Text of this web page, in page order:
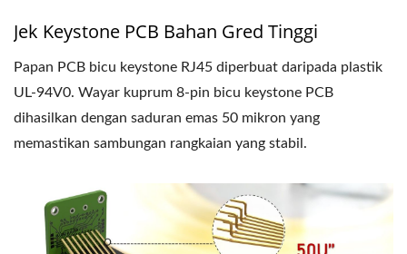
Jek Keystone PCB Bahan Gred Tinggi
Papan PCB bicu keystone RJ45 diperbuat daripada plastik
UL-94V0. Wayar kuprum 8-pin bicu keystone PCB
dihasilkan dengan saduran emas 50 mikron yang
memastikan sambungan rangkaian yang stabil.